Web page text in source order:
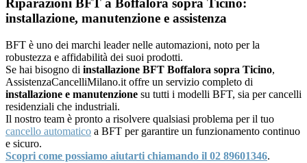
Riparazioni BFT a Boffalora sopra Ticino:
installazione, manutenzione e assistenza
BFT è uno dei marchi leader nelle automazioni, noto per la
robustezza e affidabilità dei suoi prodotti.
Se hai bisogno di installazione BFT Boffalora sopra Ticino,
AssistenzaCancelliMilano.it offre un servizio completo di
installazione e manutenzione su tutti i modelli BFT, sia per cancelli
residenziali che industriali.
Il nostro team è pronto a risolvere qualsiasi problema per il tuo
cancello automatico a BFT per garantire un funzionamento continuo
e sicuro.
Scopri come possiamo aiutarti chiamando il 02 89601346.